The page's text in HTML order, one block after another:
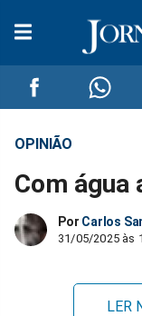
Compartilhar
no
Facebook
no
OPINIÃO
Com água
Por Carlos
31/05/2025 às
LER